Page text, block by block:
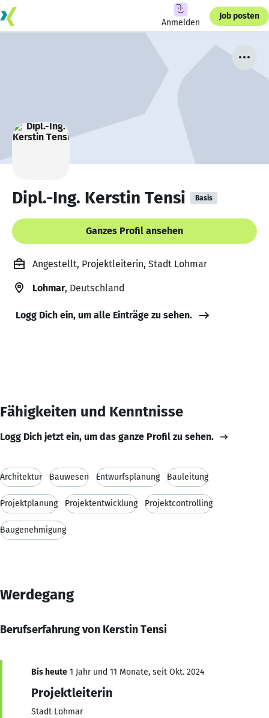
Anmelden
Job posten
Dipl.-Ing. Kerstin Tensi Basis
Ganzes Profil ansehen
Angestellt, Projektleiterin, Stadt Lohmar
Lohmar, Deutschland
Logg Dich ein, um alle Einträge zu sehen.
Fähigkeiten und Kenntnisse
Logg Dich jetzt ein, um das ganze Profil zu sehen.
Architektur Bauwesen Entwurfsplanung Bauleitung
Projektplanung Projektentwicklung Projektcontrolling
Baugenehmigung
Werdegang
Berufserfahrung von Kerstin Tensi
Bis heute 1 Jahr und 11 Monate, seit Okt. 2024
Projektleiterin
Stadt Lohmar